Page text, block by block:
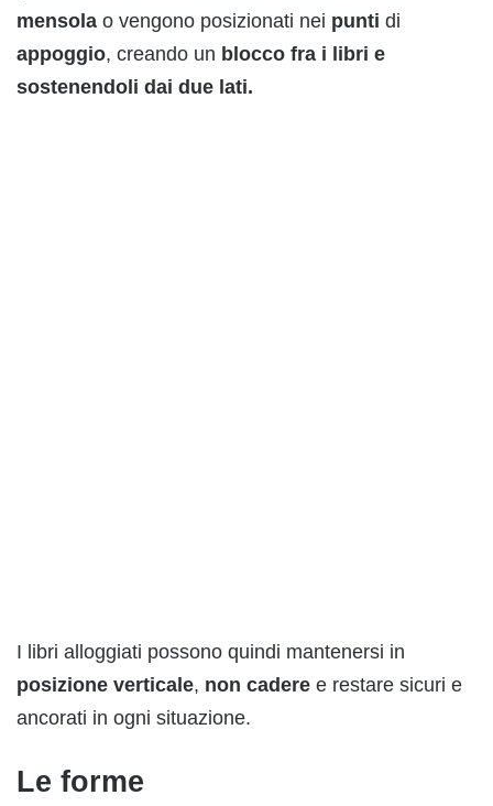
mensola o vengono posizionati nei punti di
appoggio, creando un blocco fra i libri e
sostenendoli dai due lati.
I libri alloggiati possono quindi mantenersi in
posizione verticale, non cadere e restare sicuri e
ancorati in ogni situazione.
Le forme